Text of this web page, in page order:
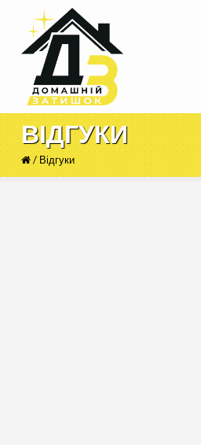
ВІДГУКИ
/Відгуки